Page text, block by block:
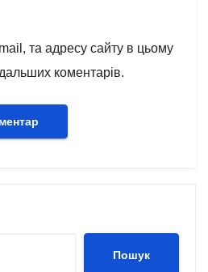
та адресу сайту в цьому
коментарів.
Пошук